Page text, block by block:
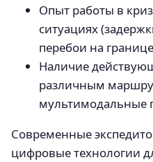
Опыт работы в
ситуациях
перебои на
Наличие
различным
мультимодальные
Современные
цифровые технологии